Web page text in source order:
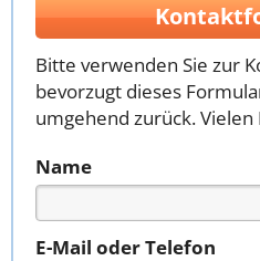
Bitte verwenden Sie zur
bevorzugt dieses
umgehend zurück. Vielen
Name
E-Mail oder Telefon